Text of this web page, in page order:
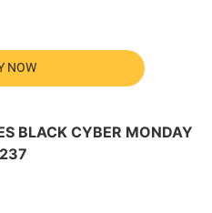
NOW
BLACK CYBER MONDAY